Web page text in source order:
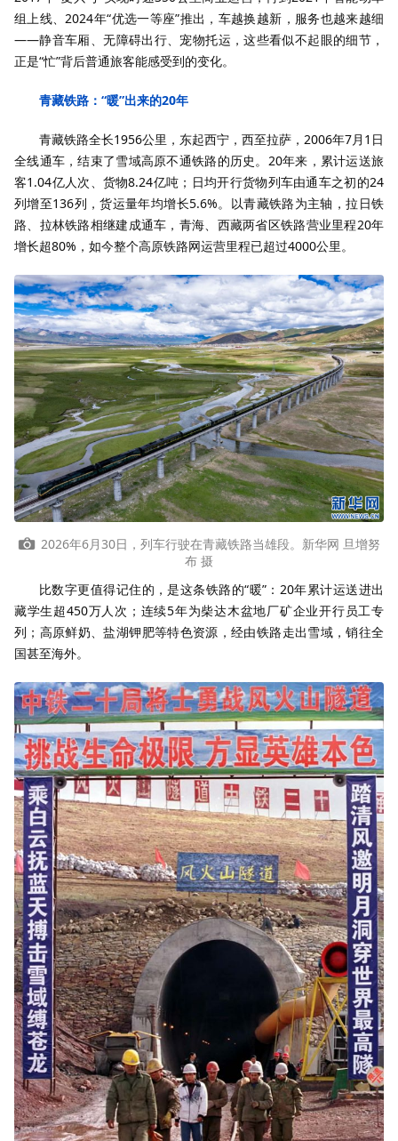
组上线、2024年“优选一等座”推出，车越换越新，服务也越来越细
——静音车厢、无障碍出行、宠物托运，这些看似不起眼的细节，
正是“忙”背后普通旅客能感受到的变化。
青藏铁路：“暖”出来的20年
青藏铁路全长1956公里，东起西宁，西至拉萨，2006年7月1日
全线通车，结束了雪域高原不通铁路的历史。20年来，累计运送旅
客1.04亿人次、货物8.24亿吨；日均开行货物列车由通车之初的24
列增至136列，货运量年均增长5.6%。以青藏铁路为主轴，拉日铁
路、拉林铁路相继建成通车，青海、西藏两省区铁路营业里程20年
增长超80%，如今整个高原铁路网运营里程已超过4000公里。
2026年6月30日，列车行驶在青藏铁路当雄段。新华网 旦增努
布 摄
比数字更值得记住的，是这条铁路的“暖”：20年累计运送进出
藏学生超450万人次；连续5年为柴达木盆地厂矿企业开行员工专
列；高原鲜奶、盐湖钾肥等特色资源，经由铁路走出雪域，销往全
国甚至海外。